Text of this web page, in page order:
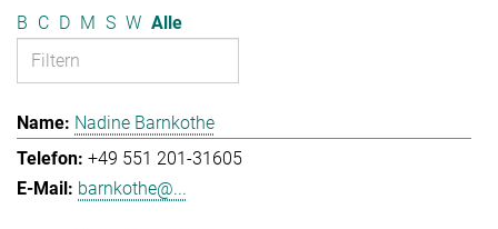
B C D M S W Alle
Nadine Barnkothe
+49 551 201-31605
barnkothe@...